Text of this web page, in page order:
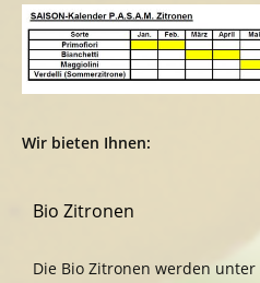
Wir bieten Ihnen:
Bio Zitronen
Die Bio Zitronen werden